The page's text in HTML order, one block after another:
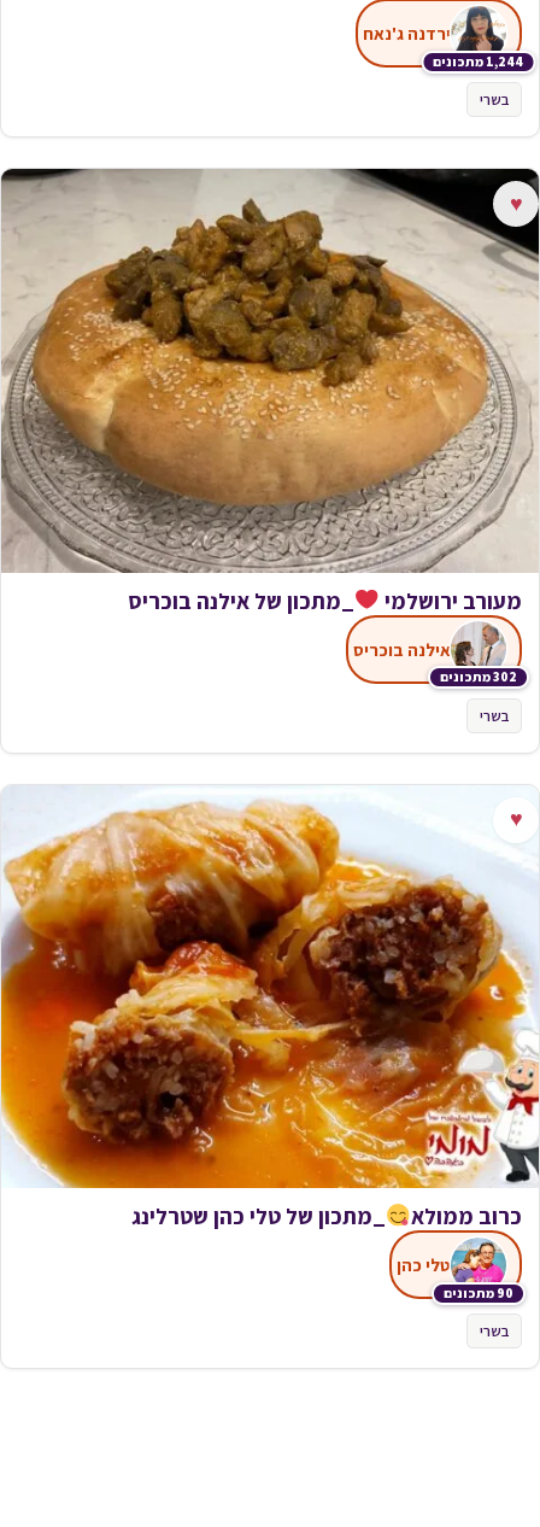
1,244 מתכונים
ירדנה ג'נאח
בשרי
♥
מעורב ירושלמי _מתכון של אילנה בוכריס
302 מתכונים
אילנה בוכריס
בשרי
♥
כרוב ממולא _מתכון של טלי כהן שטרלינג
90 מתכונים
טלי כהן
בשרי